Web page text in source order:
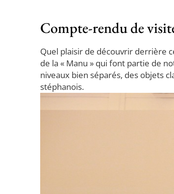
Compte-rendu de
Quel plaisir de découvrir derrière
de la « Manu » qui font partie de
niveaux bien séparés, des objets
stéphanois.